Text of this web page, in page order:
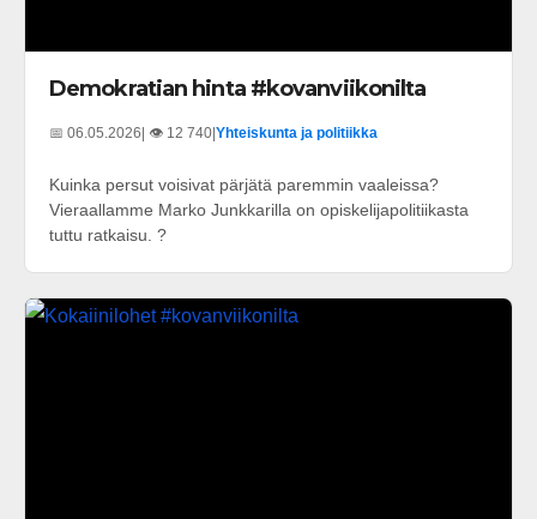
Demokratian hinta #kovanviikonilta
📅 06.05.2026| 👁️ 12 740|Yhteiskunta ja politiikka
Kuinka persut voisivat pärjätä paremmin vaaleissa?
Vieraallamme Marko Junkkarilla on opiskelijapolitiikasta
tuttu ratkaisu. ?